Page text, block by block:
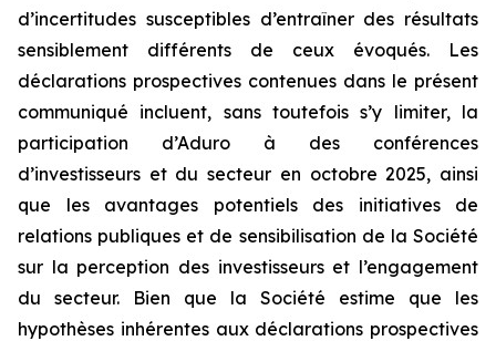
d’incertitudes susceptibles d’entraîner des résultats
sensiblement différents de ceux évoqués. Les
déclarations prospectives contenues dans le présent
communiqué incluent, sans toutefois s’y limiter, la
participation d’Aduro à des conférences
d’investisseurs et du secteur en octobre 2025, ainsi
que les avantages potentiels des initiatives de
relations publiques et de sensibilisation de la Société
sur la perception des investisseurs et l’engagement
du secteur. Bien que la Société estime que les
hypothèses inhérentes aux déclarations prospectives